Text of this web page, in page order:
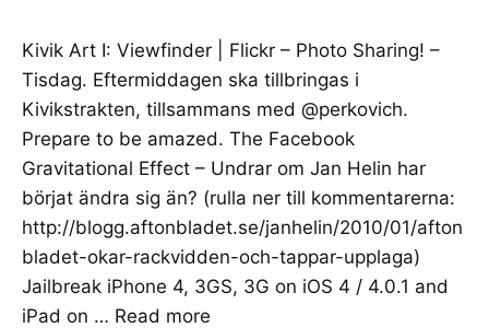
Kivik Art I: Viewfinder | Flickr – Photo Sharing! –
Tisdag. Eftermiddagen ska tillbringas i
Kivikstrakten, tillsammans med @perkovich.
Prepare to be amazed. The Facebook
Gravitational Effect – Undrar om Jan Helin har
börjat ändra sig än? (rulla ner till kommentarerna:
http://blogg.aftonbladet.se/janhelin/2010/01/afton
bladet-okar-rackvidden-och-tappar-upplaga)
Jailbreak iPhone 4, 3GS, 3G on iOS 4 / 4.0.1 and
iPad on … Read more